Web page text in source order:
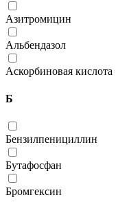
Азитромицин
Альбендазол
Аскорбиновая кислота
Б
Бензилпенициллин
Бутафосфан
Бромгексин